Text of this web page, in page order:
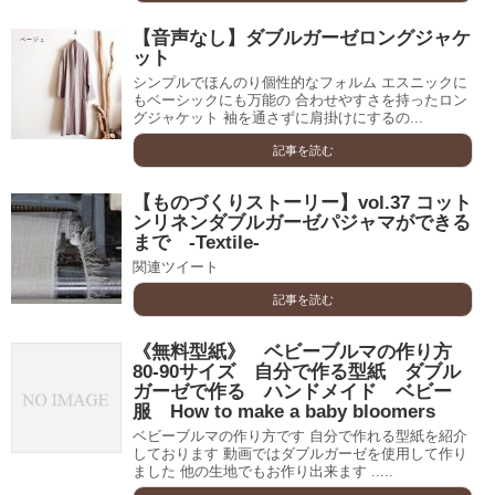
【音声なし】ダブルガーゼロングジャケ
ット
シンプルでほんのり個性的なフォルム エスニックに
もベーシックにも万能の 合わせやすさを持ったロン
グジャケット 袖を通さずに肩掛けにするの...
記事を読む
【ものづくりストーリー】vol.37 コット
ンリネンダブルガーゼパジャマができる
まで -Textile-
関連ツイート
記事を読む
《無料型紙》 ベビーブルマの作り方
80-90サイズ 自分で作る型紙 ダブル
ガーゼで作る ハンドメイド ベビー
服 How to make a baby bloomers
ベビーブルマの作り方です 自分で作れる型紙を紹介
しております 動画ではダブルガーゼを使用して作り
ました 他の生地でもお作り出来ます .....